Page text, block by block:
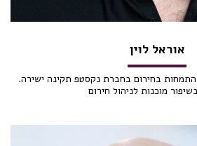
אוראל לוין
התמחות בחירום בחברת נקסטפ תקינה ישירה.
מוכנות לניהול חירום